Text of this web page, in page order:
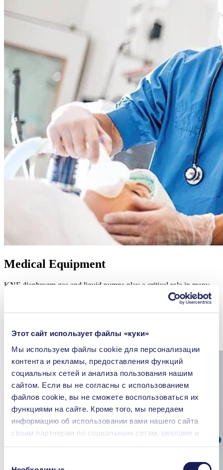
Этот сайт использует файлы «куки»
Мы используем файлы сookie для персонализации
контента и рекламы, предоставления функций
социальных сетей и анализа пользования нашим
сайтом. Если вы не согласны с использованием
файлов cookie, вы не сможете воспользоваться их
функциями на сайте. Кроме того, мы передаем
информацию об использовании вами нашего сайта
своим партнерам по социальным сетям, рекламе и
Medical Equipment
KNF diaphragm gas and liquid pumps play a critical role in many
medical applications, including in-vitro diagnostics, anesthesia
monitoring, therapeutic and surgical equipment, and critical care
devices.